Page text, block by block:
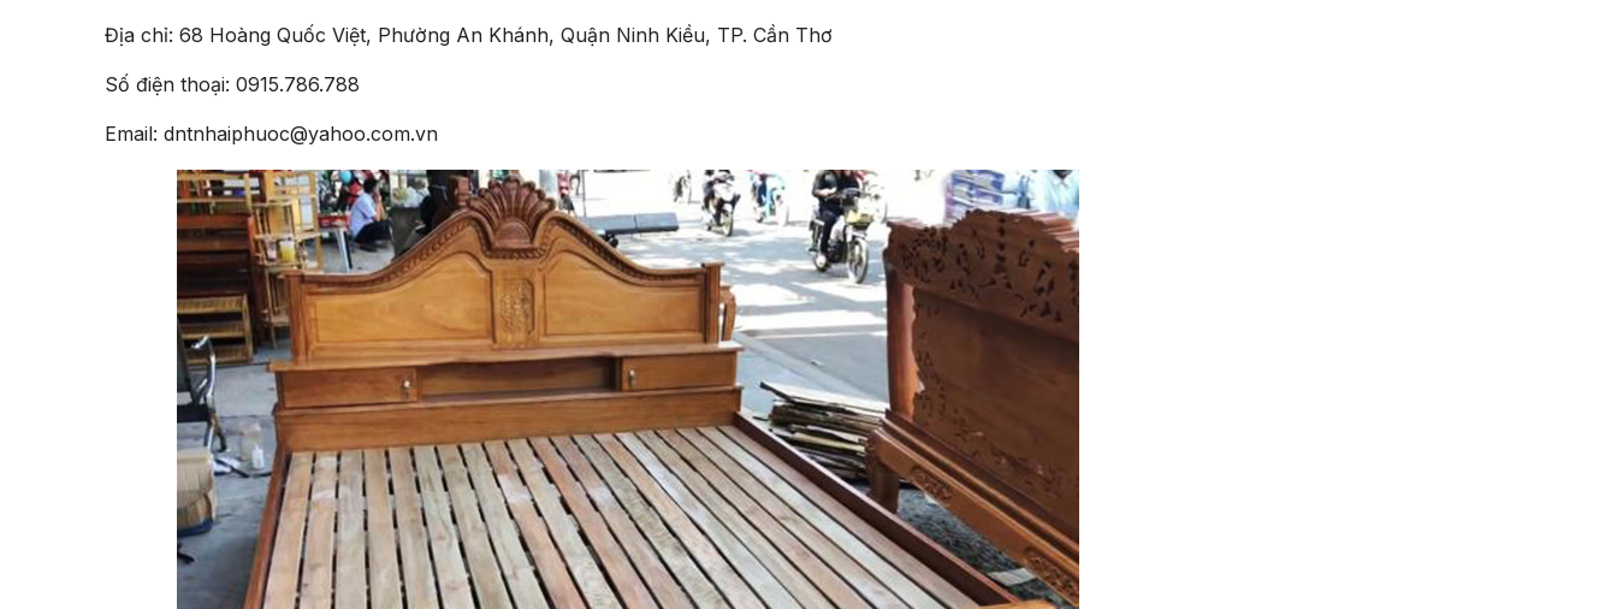
Địa chỉ: 68 Hoàng Quốc Việt, Phường An Khánh, Quận Ninh Kiều, TP. Cần Thơ
Số điện thoại: 0915.786.788
Email: dntnhaiphuoc@yahoo.com.vn